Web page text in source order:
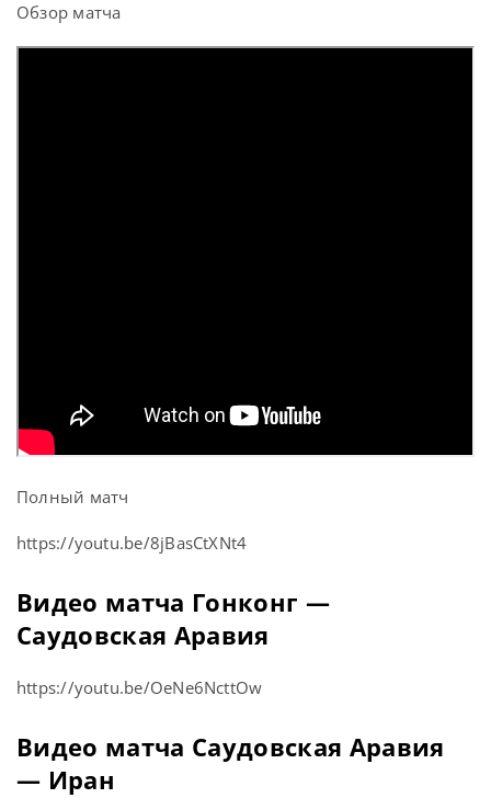
Обзор матча
Полный матч
https://youtu.be/8jBasCtXNt4
Видео матча Гонконг —
Саудовская Аравия
https://youtu.be/OeNe6NcttOw
Видео матча Саудовская Аравия
— Иран